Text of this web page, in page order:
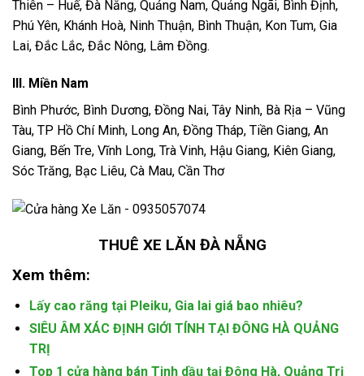
Thiên – Huế, Đà Nẵng, Quảng Nam, Quảng Ngãi, Bình Định,
Phú Yên, Khánh Hoà, Ninh Thuận, Bình Thuận, Kon Tum, Gia
Lai, Đắc Lắc, Đắc Nông, Lâm Đồng.
III. Miền Nam
Bình Phước, Bình Dương, Đồng Nai, Tây Ninh, Bà Rịa – Vũng
Tàu, TP Hồ Chí Minh, Long An, Đồng Tháp, Tiền Giang, An
Giang, Bến Tre, Vĩnh Long, Trà Vinh, Hậu Giang, Kiên Giang,
Sóc Trăng, Bạc Liêu, Cà Mau, Cần Thơ
THUÊ XE LĂN ĐÀ NẴNG
Xem thêm:
Lấy cao răng tại Pleiku, Gia lai giá bao nhiêu?
SIÊU ÂM XÁC ĐỊNH GIỚI TÍNH TẠI ĐÔNG HÀ QUẢNG
TRỊ
Top 1 cửa hàng bán Tinh dầu tại Đông Hà, Quảng Trị